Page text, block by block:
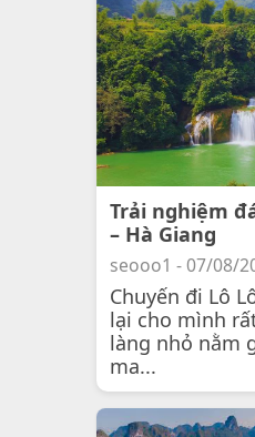
Trải nghiệm
– Hà Giang
seooo1 - 07/08/
Chuyến đi Lô
lại cho mình
làng nhỏ nằm
ma...